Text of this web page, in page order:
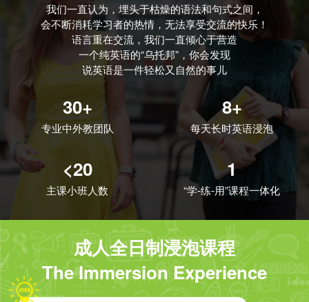
我们一直认为，埋头于枯燥的语法和句式之间，
会不断消耗学习者的热情，无法享受交流的快乐！
语言重在交流，我们一直倾心于营造
一个纯英语的“乌托邦”，你会发现
说英语是一件轻松又自然的事儿
30+
专业中外教团队
8+
每天长时英语浸泡
<20
主课小班人数
1
“学-练-用”课程一体化
成人全日制浸泡课程
The Immersion Experience